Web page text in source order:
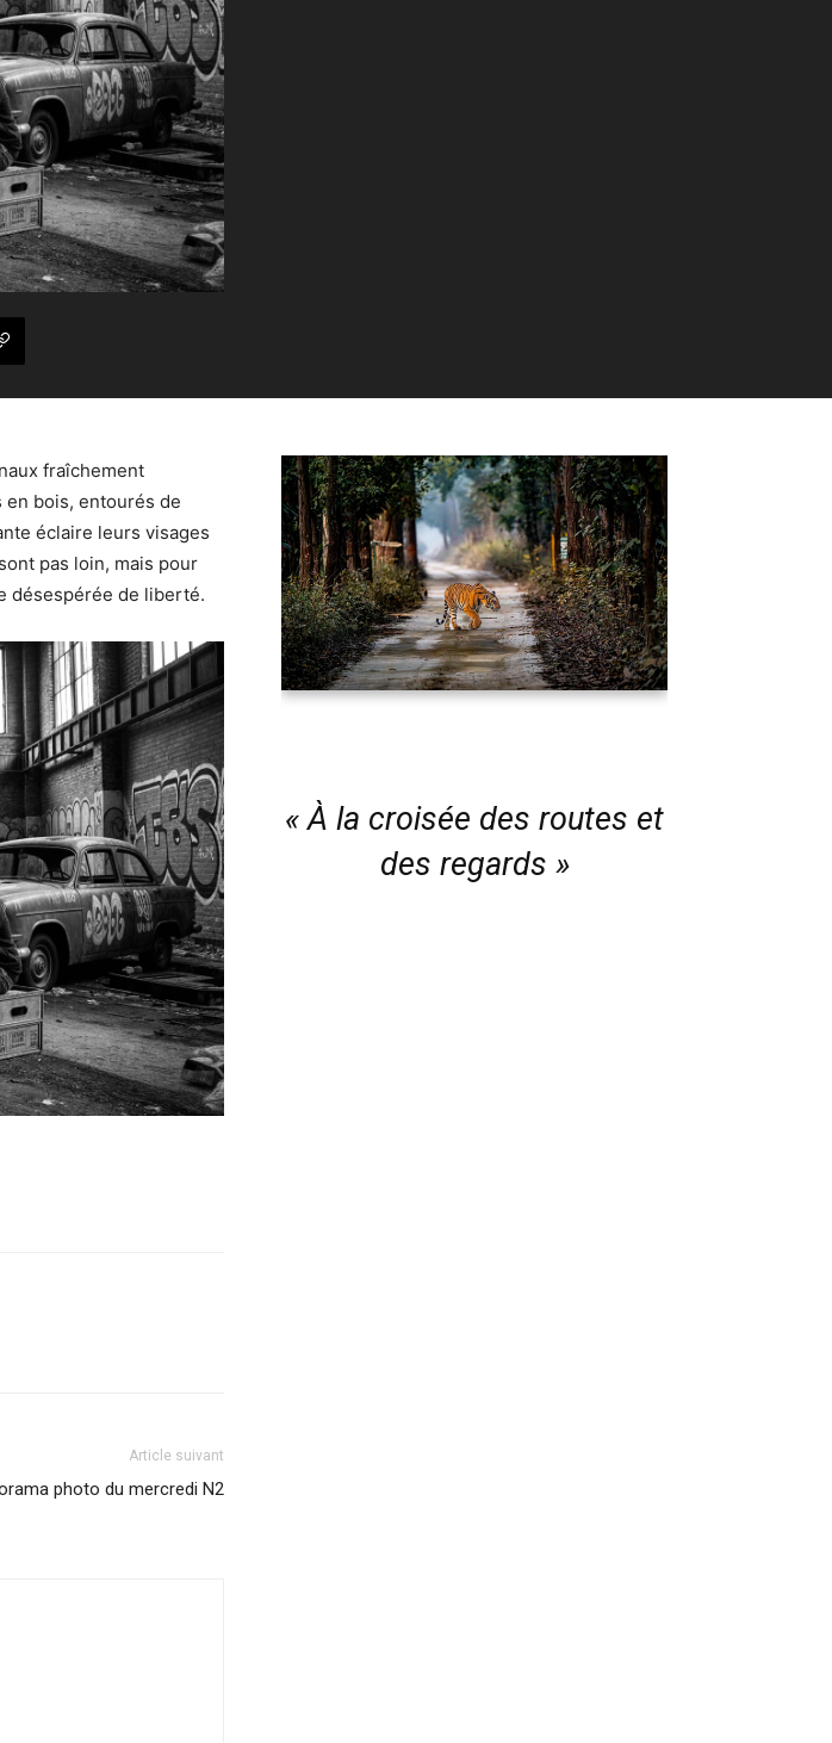
Multimedia
fraîchement
en bois, entourés de
éclaire leurs visages
pas loin, mais pour
désespérée de liberté.
Article suivant
photo du mercredi N2
« À la croisée des routes et
des regards »